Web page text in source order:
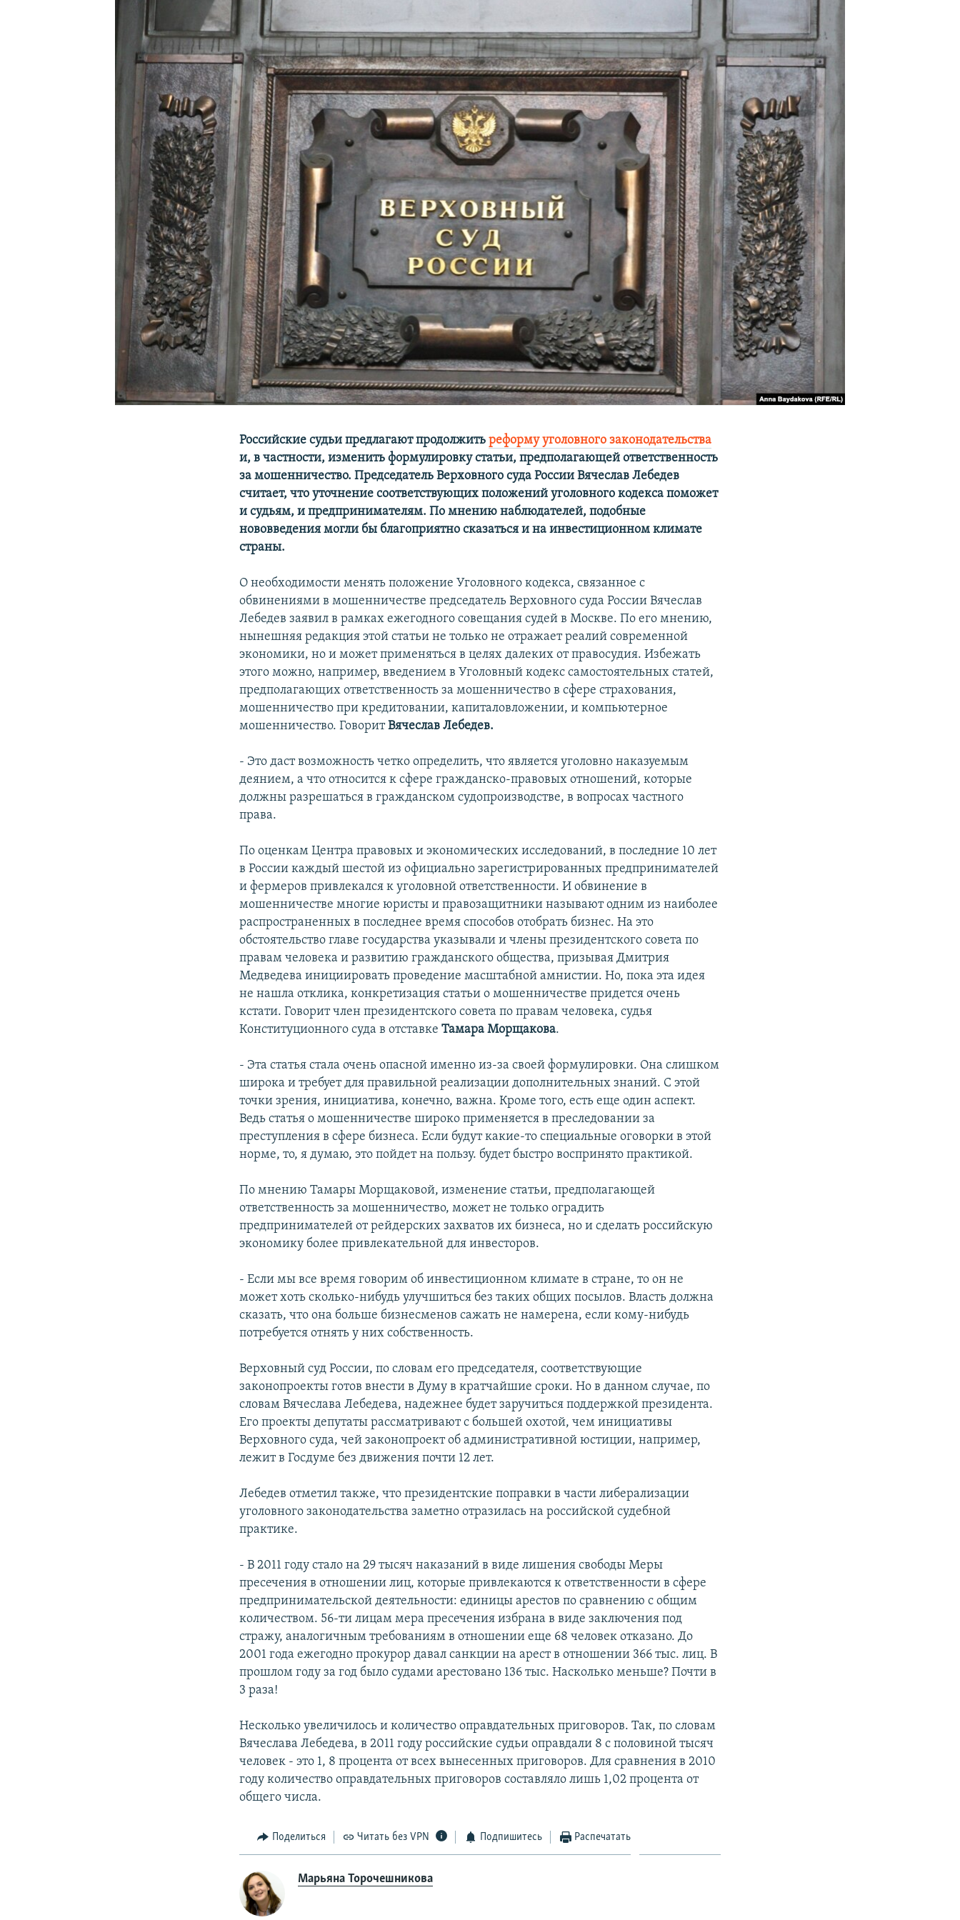
ПОДПИШИТЕСЬ НА РАССЫЛКУ
Российские судьи предлагают продолжитьреформу уголовного законодательства
и, в частности, изменить формулировку статьи, предполагающей ответственность
за мошенничество. Председатель Верховного суда России Вячеслав Лебедев
считает, что уточнение соответствующих положений уголовного кодекса поможет
и судьям, и предпринимателям. По мнению наблюдателей, подобные
нововведения могли бы благоприятно сказаться и на инвестиционном климате
страны.
О необходимости менять положение Уголовного кодекса, связанное с
обвинениями в мошенничестве председатель Верховного суда России Вячеслав
Лебедев заявил в рамках ежегодного совещания судей в Москве. По его мнению,
нынешняя редакция этой статьи не только не отражает реалий современной
экономики, но и может применяться в целях далеких от правосудия. Избежать
этого можно, например, введением в Уголовный кодекс самостоятельных статей,
предполагающих ответственность за мошенничество в сфере страхования,
мошенничество при кредитовании, капиталовложении, и компьютерное
мошенничество. ГоворитВячеслав Лебедев.
- Это даст возможность четко определить, что является уголовно наказуемым
деянием, а что относится к сфере гражданско-правовых отношений, которые
должны разрешаться в гражданском судопроизводстве, в вопросах частного
права.
По оценкам Центра правовых и экономических исследований, в последние 10 лет
в России каждый шестой из официально зарегистрированных предпринимателей
и фермеров привлекался к уголовной ответственности. И обвинение в
мошенничестве многие юристы и правозащитники называют одним из наиболее
распространенных в последнее время способов отобрать бизнес. На это
обстоятельство главе государства указывали и члены президентского совета по
правам человека и развитию гражданского общества, призывая Дмитрия
Медведева инициировать проведение масштабной амнистии. Но, пока эта идея
не нашла отклика, конкретизация статьи о мошенничестве придется очень
кстати. Говорит член президентского совета по правам человека, судья
Конституционного суда в отставке Тамара Морщакова.
- Эта статья стала очень опасной именно из-за своей формулировки. Она слишком
широка и требует для правильной реализации дополнительных знаний. С этой
точки зрения, инициатива, конечно, важна. Кроме того, есть еще один аспект.
Ведь статья о мошенничестве широко применяется в преследовании за
преступления в сфере бизнеса. Если будут какие-то специальные оговорки в этой
норме, то, я думаю, это пойдет на пользу. будет быстро воспринято практикой.
По мнению Тамары Морщаковой, изменение статьи, предполагающей
ответственность за мошенничество, может не только оградить
предпринимателей от рейдерских захватов их бизнеса, но и сделать российскую
экономику более привлекательной для инвесторов.
- Если мы все время говорим об инвестиционном климате в стране, то он не
может хоть сколько-нибудь улучшиться без таких общих посылов. Власть должна
сказать, что она больше бизнесменов сажать не намерена, если кому-нибудь
потребуется отнять у них собственность.
Верховный суд России, по словам его председателя, соответствующие
законопроекты готов внести в Думу в кратчайшие сроки. Но в данном случае, по
словам Вячеслава Лебедева, надежнее будет заручиться поддержкой президента.
Его проекты депутаты рассматривают с большей охотой, чем инициативы
Верховного суда, чей законопроект об административной юстиции, например,
лежит в Госдуме без движения почти 12 лет.
Лебедев отметил также, что президентские поправки в части либерализации
уголовного законодательства заметно отразилась на российской судебной
практике.
- В 2011 году стало на 29 тысяч наказаний в виде лишения свободы Меры
пресечения в отношении лиц, которые привлекаются к ответственности в сфере
предпринимательской деятельности: единицы арестов по сравнению с общим
количеством. 56-ти лицам мера пресечения избрана в виде заключения под
стражу, аналогичным требованиям в отношении еще 68 человек отказано. До
2001 года ежегодно прокурор давал санкции на арест в отношении 366 тыс. лиц. В
прошлом году за год было судами арестовано 136 тыс. Насколько меньше? Почти в
3 раза!
Несколько увеличилось и количество оправдательных приговоров. Так, по словам
Вячеслава Лебедева, в 2011 году российские судьи оправдали 8 с половиной тысяч
человек - это 1, 8 процента от всех вынесенных приговоров. Для сравнения в 2010
году количество оправдательных приговоров составляло лишь 1,02 процента от
общего числа.
Поделиться Читать без VPN Подпишитесь Распечатать
Марьяна Торочешникова